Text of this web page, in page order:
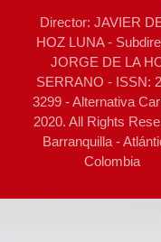
Director: JAVIER
HOZ LUNA -
JORGE DE LA
SERRANO - ISSN:
3299 - Alternativa
2020. All Rights
Barranquilla -
Colombia